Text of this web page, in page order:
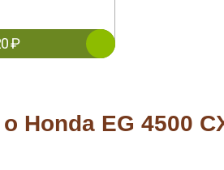
₽
Honda EG 4500